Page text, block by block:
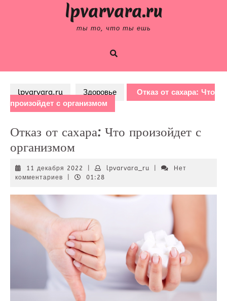
lpvarvara.ru
ты то, что ты ешь
lpvarvara.ru Здоровье
Отказ от сахара: Что
произойдет с организмом
Отказ от сахара: Что произойдет с
организмом
11 декабря 2022
декабря
lpvarvara_rulpvarvara_ru
Нет
комментариев
01:28